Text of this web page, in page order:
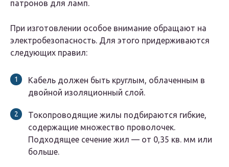
патронов для ламп.
При изготовлении особое внимание обращают на
электробезопасность. Для этого придерживаются
следующих правил:
Кабель должен быть круглым, облаченным в
двойной изоляционный слой.
Токопроводящие жилы подбираются гибкие,
содержащие множество проволочек.
Подходящее сечение жил — от 0,35 кв. мм или
больше.